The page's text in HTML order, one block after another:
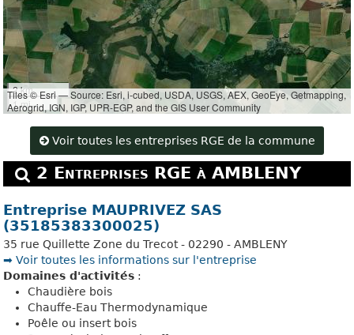
2 km
1 mi
Tiles © Esri — Source: Esri, i-cubed, USDA, USGS, AEX, GeoEye, Getmapping,
Aerogrid, IGN, IGP, UPR-EGP, and the GIS User Community
Voir toutes les entreprises RGE de la commune
2 Entreprises RGE à AMBLENY
Entreprise MAUPRIVEZ SAS
(35185383300025)
35 rue Quillette Zone du Trecot - 02290 - AMBLENY
➡️ Voir toutes les informations sur l'entreprise
Domaines d'activités :
Chaudière bois
Chauffe-Eau Thermodynamique
Poêle ou insert bois